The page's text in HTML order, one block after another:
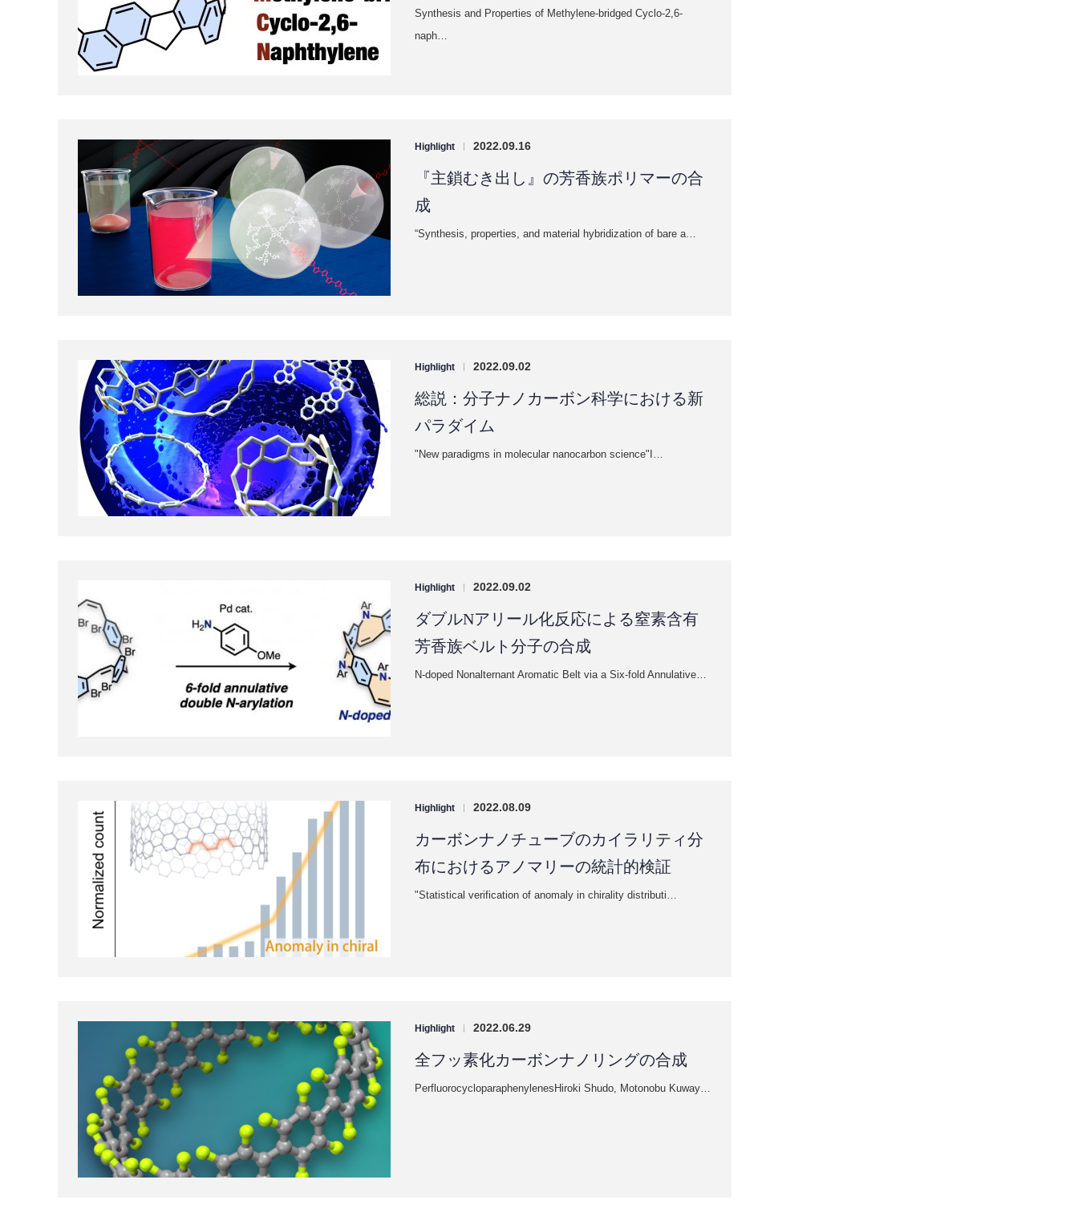
Synthesis and Properties of Methylene-bridged Cyclo-2,6-
naph…
Highlight | 2022.09.16
『主鎖むき出し』の芳香族ポリマーの合
成
“Synthesis, properties, and material hybridization of bare a…
Highlight | 2022.09.02
総説：分子ナノカーボン科学における新
パラダイム
"New paradigms in molecular nanocarbon science"I…
Highlight | 2022.09.02
ダブルNアリール化反応による窒素含有
芳香族ベルト分子の合成
N-doped Nonalternant Aromatic Belt via a Six-fold Annulative…
Highlight | 2022.08.09
カーボンナノチューブのカイラリティ分
布におけるアノマリーの統計的検証
"Statistical verification of anomaly in chirality distributi…
Highlight | 2022.06.29
全フッ素化カーボンナノリングの合成
PerfluorocycloparaphenylenesHiroki Shudo, Motonobu Kuway…